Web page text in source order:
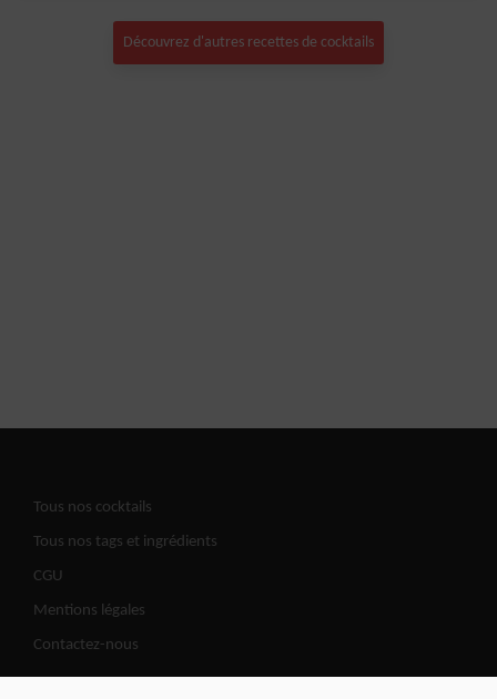
Découvrez d'autres recettes de cocktails
Tous nos cocktails
Tous nos tags et ingrédients
CGU
Mentions légales
Contactez-nous